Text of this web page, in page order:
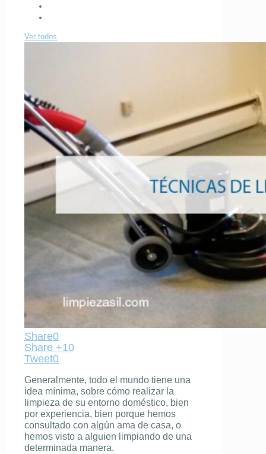
Ver todos
Share0
Share +10
Tweet0
Generalmente, todo el mundo tiene una
idea mínima, sobre cómo realizar la
limpieza de su entorno doméstico, bien
por experiencia, bien porque hemos
consultado con algún ama de casa, o
hemos visto a alguien limpiando de una
determinada manera.